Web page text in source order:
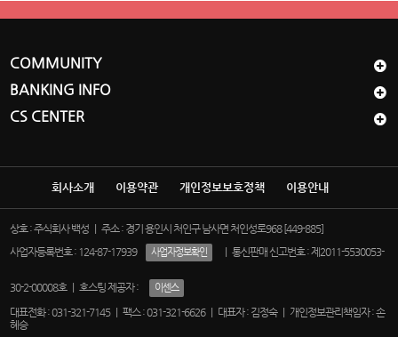
COMMUNITY
BANKING INFO
CS CENTER
회사소개 이용약관 개인정보보호정책 이용안내
상호 : 주식회사 백성 ｜ 주소 : 경기 용인시 처인구 남사면 처인성로968 [449-885]
사업자등록번호 : 124-87-17939
사업자정보확인 ｜ 통신판매 신고번호 : 제2011-5530053-
30-2-00008호 ｜ 호스팅 제공자 : 이센스
대표전화 : 031-321-7145 ｜ 팩스 : 031-321-6626 ｜ 대표자 : 김정숙 ｜ 개인정보관리책임자 : 손
혜승